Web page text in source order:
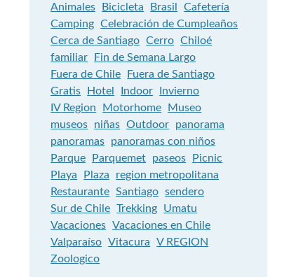
Animales Bicicleta Brasil
Cafetería
Camping Celebración de Cumpleaños
Cerca de Santiago Cerro Chiloé
familiar
Fin de Semana Largo
Fuera de Chile
Fuera de Santiago
Gratis
Hotel Indoor
Invierno
IV Region
Motorhome
Museo
museos
niñas Outdoor
panorama
panoramas
panoramas con niños
Parque
Parquemet paseos
Picnic
Playa
Plaza
region metropolitana
Restaurante Santiago sendero
Sur de Chile Trekking
Umatu
Vacaciones Vacaciones en Chile
Valparaíso Vitacura
V REGION
Zoologico